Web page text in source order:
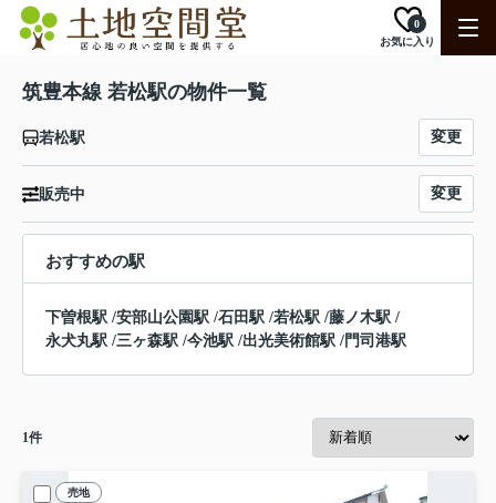
お気に入り
0
筑豊本線 若松駅の物件一覧
若松駅 変更
販売中 変更
おすすめの駅
下曽根駅 /安部山公園駅 /石田駅 /若松駅 /藤ノ木駅 /
永犬丸駅 /三ヶ森駅 /今池駅 /出光美術館駅 /門司港駅
1件
売地